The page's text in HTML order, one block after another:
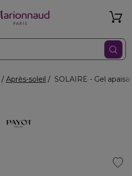
Après-soleil SOLAIRE - Gel